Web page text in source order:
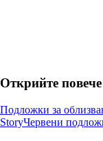
Открийте повече
Подложки за
StoryЧервени